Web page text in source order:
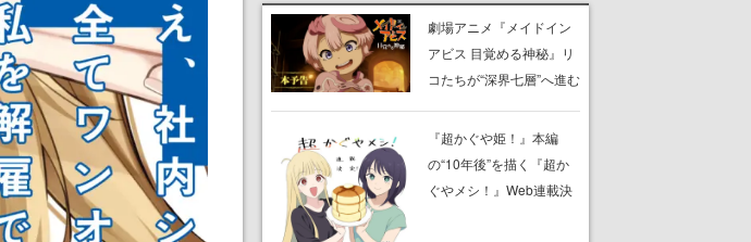
劇場アニメ『メイドイン
アビス 目覚める神秘』リ
コたちが“深界七層”へ進む
ストも発表、テパステは
諸星すみれさん、クラヴ
ァリは星野貴紀さんが担
『超かぐや姫！』本編
の“10年後”を描く『超か
ぐやメシ！』Web連載決